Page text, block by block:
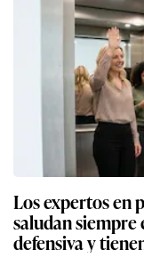
Los expertos en
saludan siempre
defensiva y